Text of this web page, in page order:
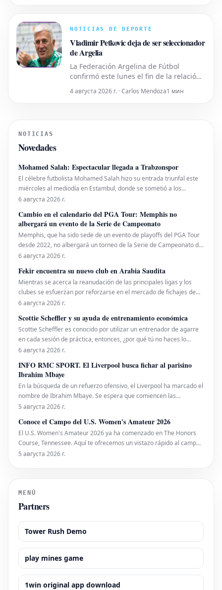
escenario ideal para lanzar su
NOTICIAS DE DEPORTE
Vladimir Petkovic deja de ser seleccionador
de Argelia
La Federación Argelina de Fútbol
confirmó este lunes el fin de la relación
hasta ahora seleccionador de Argelia se
4 августа 2026 г. · Carlos Mendoza1 мин
NOTICIAS
Novedades
Mohamed Salah: Espectacular llegada a Trabzonspor
El célebre futbolista Mohamed Salah hizo su entrada triunfal este
miércoles al mediodía en Estambul, donde se sometió a los
exámenes médicos pertinentes para formalizar su fichaje por su
recibido por una marea de sus admiradores co
6 августа 2026 г.
Cambio en el calendario del PGA Tour: Memphis no
albergará un evento de la Serie de Campeonato
Memphis, que ha sido sede de un evento de playoffs del PGA Tour
desde 2022, no albergará un torneo de la Serie de Campeonato del
PGA Tour.
6 августа 2026 г.
Fekir encuentra su nuevo club en Arabia Saudita
Mientras se acerca la reanudación de las principales ligas y los
clubes se esfuerzan por reforzarse en el mercado de fichajes de
verano, Nabil Fekir ha encontrado su destino en Arabia Saudita.
japonés Suzuki hasta el OM que bus
6 августа 2026 г.
Scottie Scheffler y su ayuda de entrenamiento económica
Scottie Scheffler es conocido por utilizar un entrenador de agarre
en cada sesión de práctica, entonces, ¿por qué tú no haces lo
mismo?
6 августа 2026 г.
INFO RMC SPORT. El Liverpool busca fichar al parisino
Ibrahim Mbaye
En la búsqueda de un refuerzo ofensivo, el Liverpool ha marcado el
nombre de Ibrahim Mbaye. Se espera que comiencen las
conversaciones entre los 'Reds' y el PSG para llegar a un acuerdo
los de Anfield continúan siguiendo a Bradle
5 августа 2026 г.
Conoce el Campo del U.S. Women's Amateur 2026
El U.S. Women's Amateur 2026 ya ha comenzado en The Honors
Course, Tennessee. Aquí te ofrecemos un vistazo rápido al campo
de competidoras y las opciones para seguir el evento.
5 августа 2026 г.
MENÚ
Partners
Tower Rush Demo
play mines game
1win original app download